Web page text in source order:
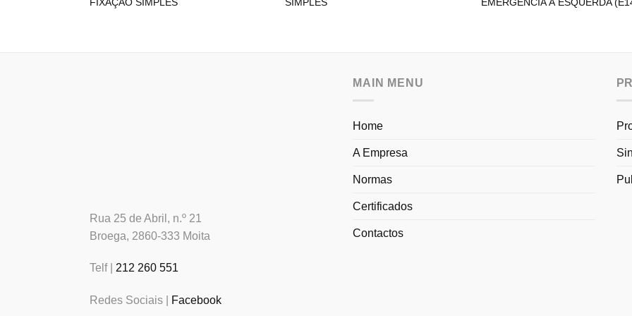
Rua 25 de Abril, n.º 21
Broega, 2860-333 Moita
Telf | 212 260 551
Redes Sociais | Facebook
MAIN MENU
Home
A Empresa
Normas
Certificados
Contactos